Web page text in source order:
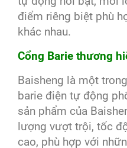
điểm riêng biệt phù
khác nhau.
Cổng Barie thương
Baisheng là một
barie điện tự động
sản phẩm của
lượng vượt trội, tốc
cao, phù hợp với